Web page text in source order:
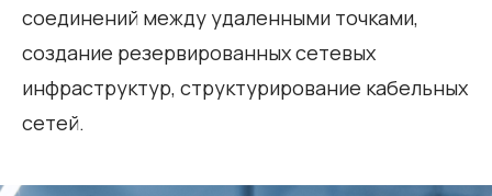
соединений между удаленными точками,
создание резервированных сетевых
инфраструктур, структурирование кабельных
сетей.